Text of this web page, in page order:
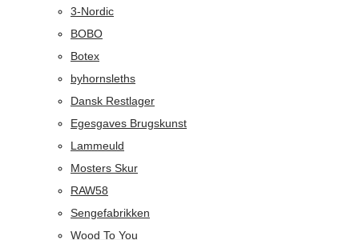
3-Nordic
BOBO
Botex
byhornsleths
Dansk Restlager
Egesgaves Brugskunst
Lammeuld
Mosters Skur
RAW58
Sengefabrikken
Wood To You